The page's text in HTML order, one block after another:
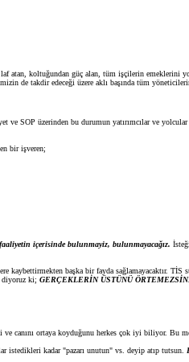
koltuğundan güç alan, tüm işçilerin emeklerini
de takdir edeceği üzere aklı başında tüm
SOP üzerinden bu durumun yatırımcılar ve
bir işveren;
içerisinde bulunmayiz, bulunmayacağız.
kaybettirmekten başka bir fayda
diyoruz ki; GERÇEKLERİN ÜSTÜNÜ
ortaya koyduğunu herkes çok iyi biliyor. Bu
istedikleri kadar "pazarı unutun" vs. deyip atıp tutsun.